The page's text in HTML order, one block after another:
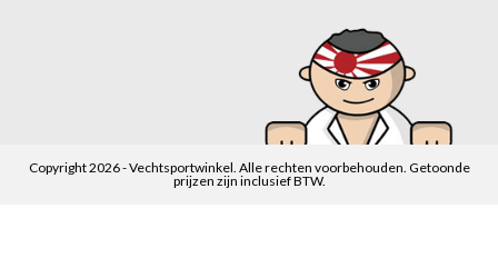
Copyright 2026 - Vechtsportwinkel. Alle rechten voorbehouden. Getoonde
prijzen zijn inclusief BTW.